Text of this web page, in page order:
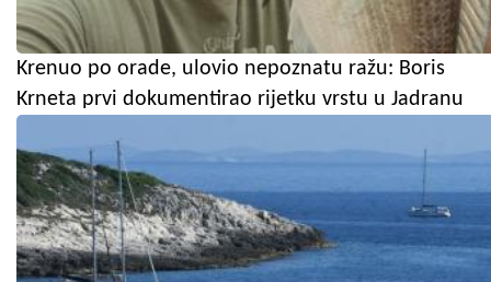
Krenuo po orade, ulovio nepoznatu ražu: Boris
Krneta prvi dokumentirao rijetku vrstu u Jadranu